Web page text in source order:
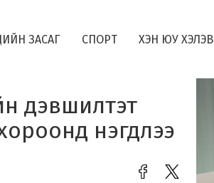
ЗАСАГ СПОРТ ХЭН ЮУ ХЭЛЭВ
дэвшилтэт
нэгдлээ